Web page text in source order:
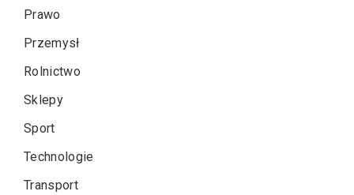
Prawo
Przemysł
Rolnictwo
Sklepy
Sport
Technologie
Transport